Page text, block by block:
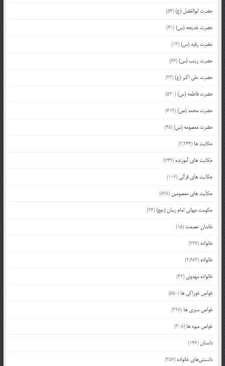
حضرت ابوالفضل (ع)(54)
حضرت خدیجه (س)(41)
حضرت رقیه (س)(13)
حضرت زینب (س)(66)
حضرت علی اکبر (ع)(23)
حضرت فاطمه (س)(530)
حضرت محمد (ص)(613)
حضرت معصومه (س)(45)
حکایت ها (2,244)
حکایت های آموزنده (749)
حکایت های قرآنی (107)
حکایت های معصومین (838)
حکومت جهانی امام زمان (عج)(24)
خاندان عصمت (15)
خانواده (227)
خانواده (2,682)
خانواده مهدوی (22)
خواص خوراکی ها (550)
خواص سبزی ها (228)
خواص میوه ها (308)
داستان(146)
دانستنی‌های خانواده (357)